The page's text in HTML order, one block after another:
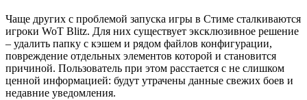
Чаще других с проблемой запуска игры в Стиме сталкиваются
игроки WoT Blitz. Для них существует эксклюзивное решение
– удалить папку с кэшем и рядом файлов конфигурации,
повреждение отдельных элементов которой и становится
причиной. Пользователь при этом расстается с не слишком
ценной информацией: будут утрачены данные свежих боев и
недавние уведомления.